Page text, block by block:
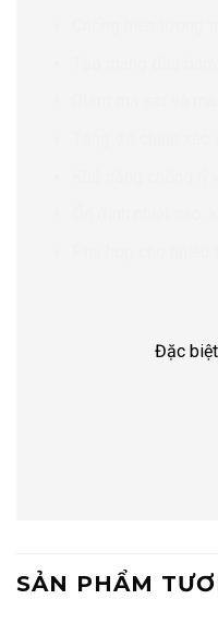
Đặc
SẢN PHẨM